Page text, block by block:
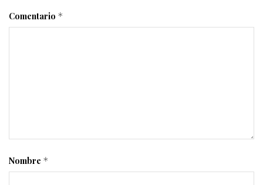
Comentario *
Nombre *